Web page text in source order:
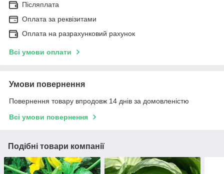
Післяплата
Оплата за реквізитами
Оплата на разрахунковий рахунок
Всі умови оплати
Умови повернення
Повернення товару впродовж 14 днів за домовленістю
Всі умови повернення
Подібні товари компанії